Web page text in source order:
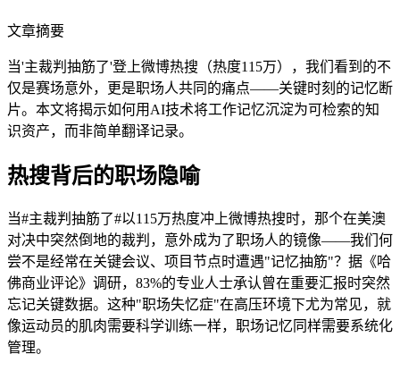
文章摘要
当'主裁判抽筋了'登上微博热搜（热度115万），我们看到的不
仅是赛场意外，更是职场人共同的痛点——关键时刻的记忆断
片。本文将揭示如何用AI技术将工作记忆沉淀为可检索的知
识资产，而非简单翻译记录。
热搜背后的职场隐喻
当#主裁判抽筋了#以115万热度冲上微博热搜时，那个在美澳
对决中突然倒地的裁判，意外成为了职场人的镜像——我们何
尝不是经常在关键会议、项目节点时遭遇"记忆抽筋"？据《哈
佛商业评论》调研，83%的专业人士承认曾在重要汇报时突然
忘记关键数据。这种"职场失忆症"在高压环境下尤为常见，就
像运动员的肌肉需要科学训练一样，职场记忆同样需要系统化
管理。